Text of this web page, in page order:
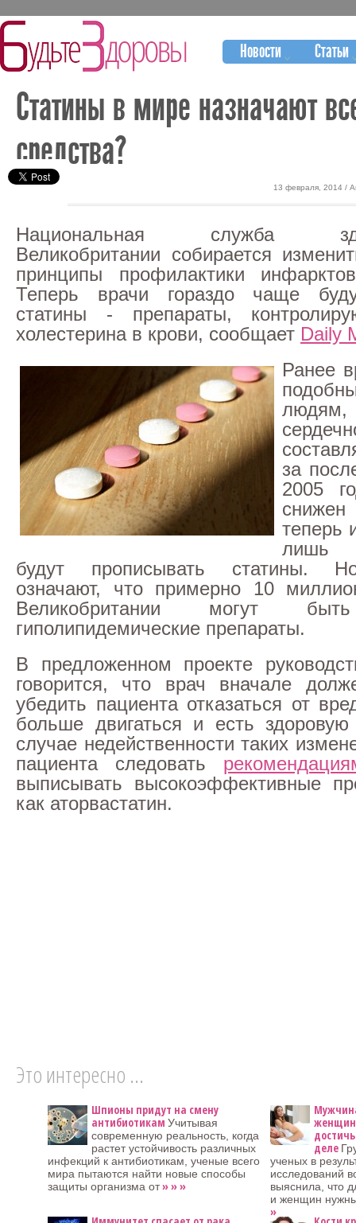
Новости Статьи
Статины в мире назначают
средства?
13 февраля, 2014 /
Национальная служба
Великобритании собирается
принципы профилактики
Теперь врачи гораздо чаще
статины - препараты,
холестерина в крови, сообщает Daily
Ранее
людям,
за
2005
теперь
лишь
будут прописывать статины.
означают, что примерно 10
Великобритании могут
гиполипидемические препараты.
В предложенном проекте
говорится, что врач вначале
убедить пациента отказаться от
больше двигаться и есть
случае недейственности таких
пациента следовать
выписывать высокоэффективные
как аторвастатин.
Это интересно ...
Шпионы придут на смену
антибиотикам Учитывая
современную реальность, когда
растет устойчивость различных
инфекций к антибиотикам, ученые всего
мира пытаются найти новые способы
защиты организма от» » »
деле
ученых в
исследований
выяснила, что
и женщин
»